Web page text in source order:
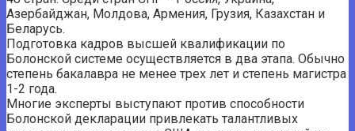
Азербайджан, Молдова, Армения, Грузия, Казахстан и
Беларусь.
Подготовка кадров высшей квалификации по
Болонской системе осуществляется в два этапа. Обычно
степень бакалавра не менее трех лет и степень магистра
1-2 года.
Многие эксперты выступают против способности
Болонской декларации привлекать талантливых